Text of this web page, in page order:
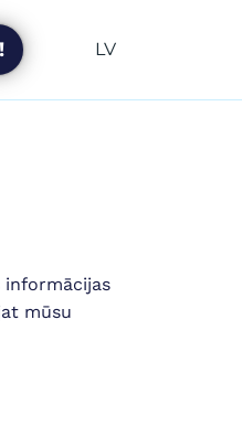
LV
informācijas
mūsu